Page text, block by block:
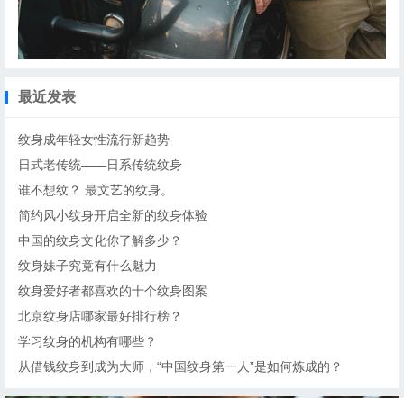
最近发表
纹身成年轻女性流行新趋势
日式老传统——日系传统纹身
谁不想纹？ 最文艺的纹身。
简约风小纹身开启全新的纹身体验
中国的纹身文化你了解多少？
纹身妹子究竟有什么魅力
纹身爱好者都喜欢的十个纹身图案
北京纹身店哪家最好排行榜？
学习纹身的机构有哪些？
从借钱纹身到成为大师，“中国纹身第一人”是如何炼成的？